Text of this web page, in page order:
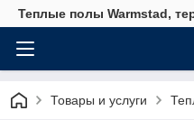
Теплые полы Warmstad,
Товары и услуги